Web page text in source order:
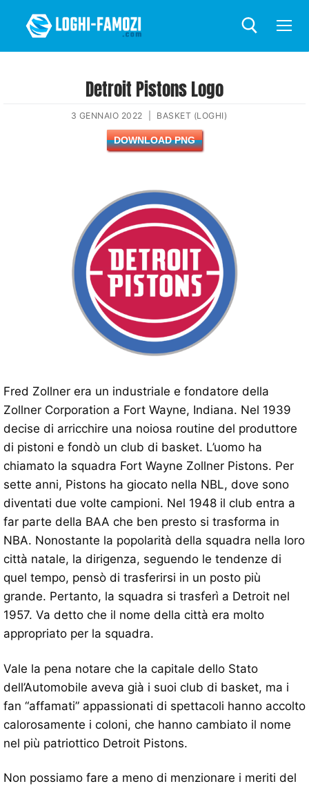
Detroit Pistons Logo
3 GENNAIO 2022 BASKET (LOGHI)
DOWNLOAD PNG
Fred Zollner era un industriale e fondatore della
Zollner Corporation a Fort Wayne, Indiana. Nel 1939
decise di arricchire una noiosa routine del produttore
di pistoni e fondò un club di basket. L’uomo ha
chiamato la squadra Fort Wayne Zollner Pistons. Per
sette anni, Pistons ha giocato nella NBL, dove sono
diventati due volte campioni. Nel 1948 il club entra a
far parte della BAA che ben presto si trasforma in
NBA. Nonostante la popolarità della squadra nella loro
città natale, la dirigenza, seguendo le tendenze di
quel tempo, pensò di trasferirsi in un posto più
grande. Pertanto, la squadra si trasferì a Detroit nel
1957. Va detto che il nome della città era molto
appropriato per la squadra.
Vale la pena notare che la capitale dello Stato
dell’Automobile aveva già i suoi club di basket, ma i
fan “affamati” appassionati di spettacoli hanno accolto
calorosamente i coloni, che hanno cambiato il nome
nel più patriottico Detroit Pistons.
Non possiamo fare a meno di menzionare i meriti del